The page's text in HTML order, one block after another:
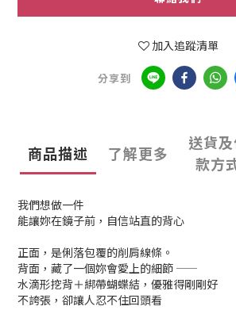
加入追蹤清單
分享到
商品描述 了解更多
送貨
款方
我們想做一件
能讓妳在鏡子前，自信站直的背心
正面，是俐落包覆的削肩線條。
背面，藏了一個妳會愛上的細節 ——
水滴形挖背＋綁帶蝴蝶結，優雅得剛剛好
不誇張，卻讓人忍不住回頭看